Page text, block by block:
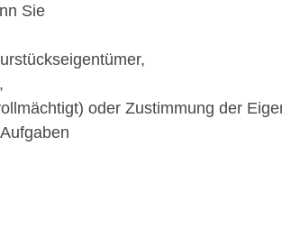
Sie
oder Zustimmung der